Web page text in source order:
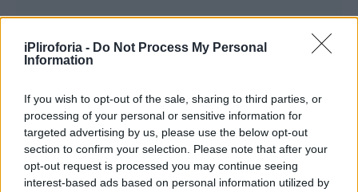
iPliroforia - Do Not Process My Personal
Information
If you wish to opt-out of the sale, sharing to third parties, or
processing of your personal or sensitive information for
targeted advertising by us, please use the below opt-out
section to confirm your selection. Please note that after your
opt-out request is processed you may continue seeing
interest-based ads based on personal information utilized by